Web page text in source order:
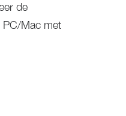
de
PC/Mac met